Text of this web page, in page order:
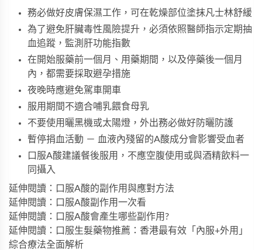
務必做好皮膚保濕工作，可在乾燥部位塗抹凡士林舒緩
為了避免肝臟毒性風險提升，必須依照醫師指示定期抽
血追蹤，監測肝功能指數
在開始服藥前一個月、用藥期間，以及停藥後一個月
內，都需要採取避孕措施
夜晚時應避免駕車開車
服用期間不適合哺乳餵食母乳
不要使用曬黑機或太陽燈，外出務必做好防曬防護
暫停捐血活動 － 血液內殘留的A酸成分會影響受血者
口服A酸建議餐後服用，不應空腹使用或與酒精飲料一
同攝入
延伸閱讀：口服A酸的副作用與應對方法
延伸閱讀：口服A酸副作用一次看
延伸閱讀：口服A酸會產生哪些副作用?
延伸閱讀：口服生髮藥物推薦：香港最有效「內服+外用」
綜合療法全面解析